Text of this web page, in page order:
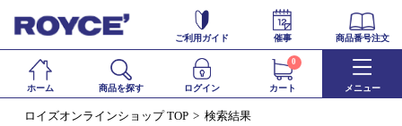
ご利用ガイド 催事 商品番号注文
ホーム 商品を探す ログイン カート
0
メニュー
ロイズオンラインショップ TOP
検索結果